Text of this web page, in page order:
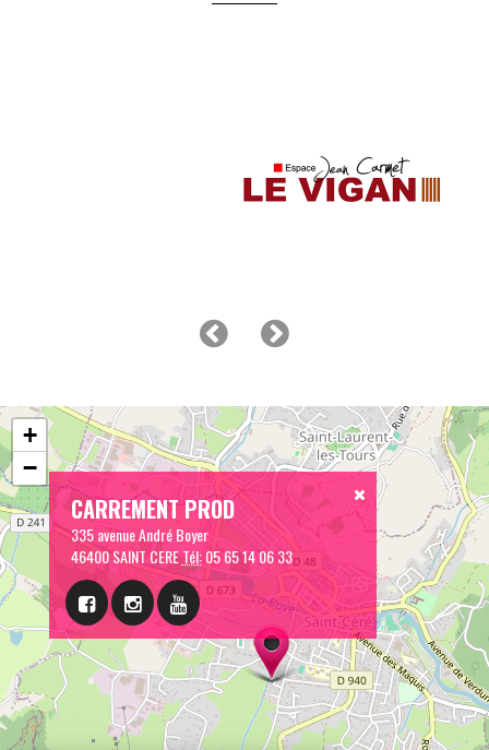
CARREMENT PROD
335 avenue André Boyer
46400 SAINT CERETél:05 65 14 06 33
+
−